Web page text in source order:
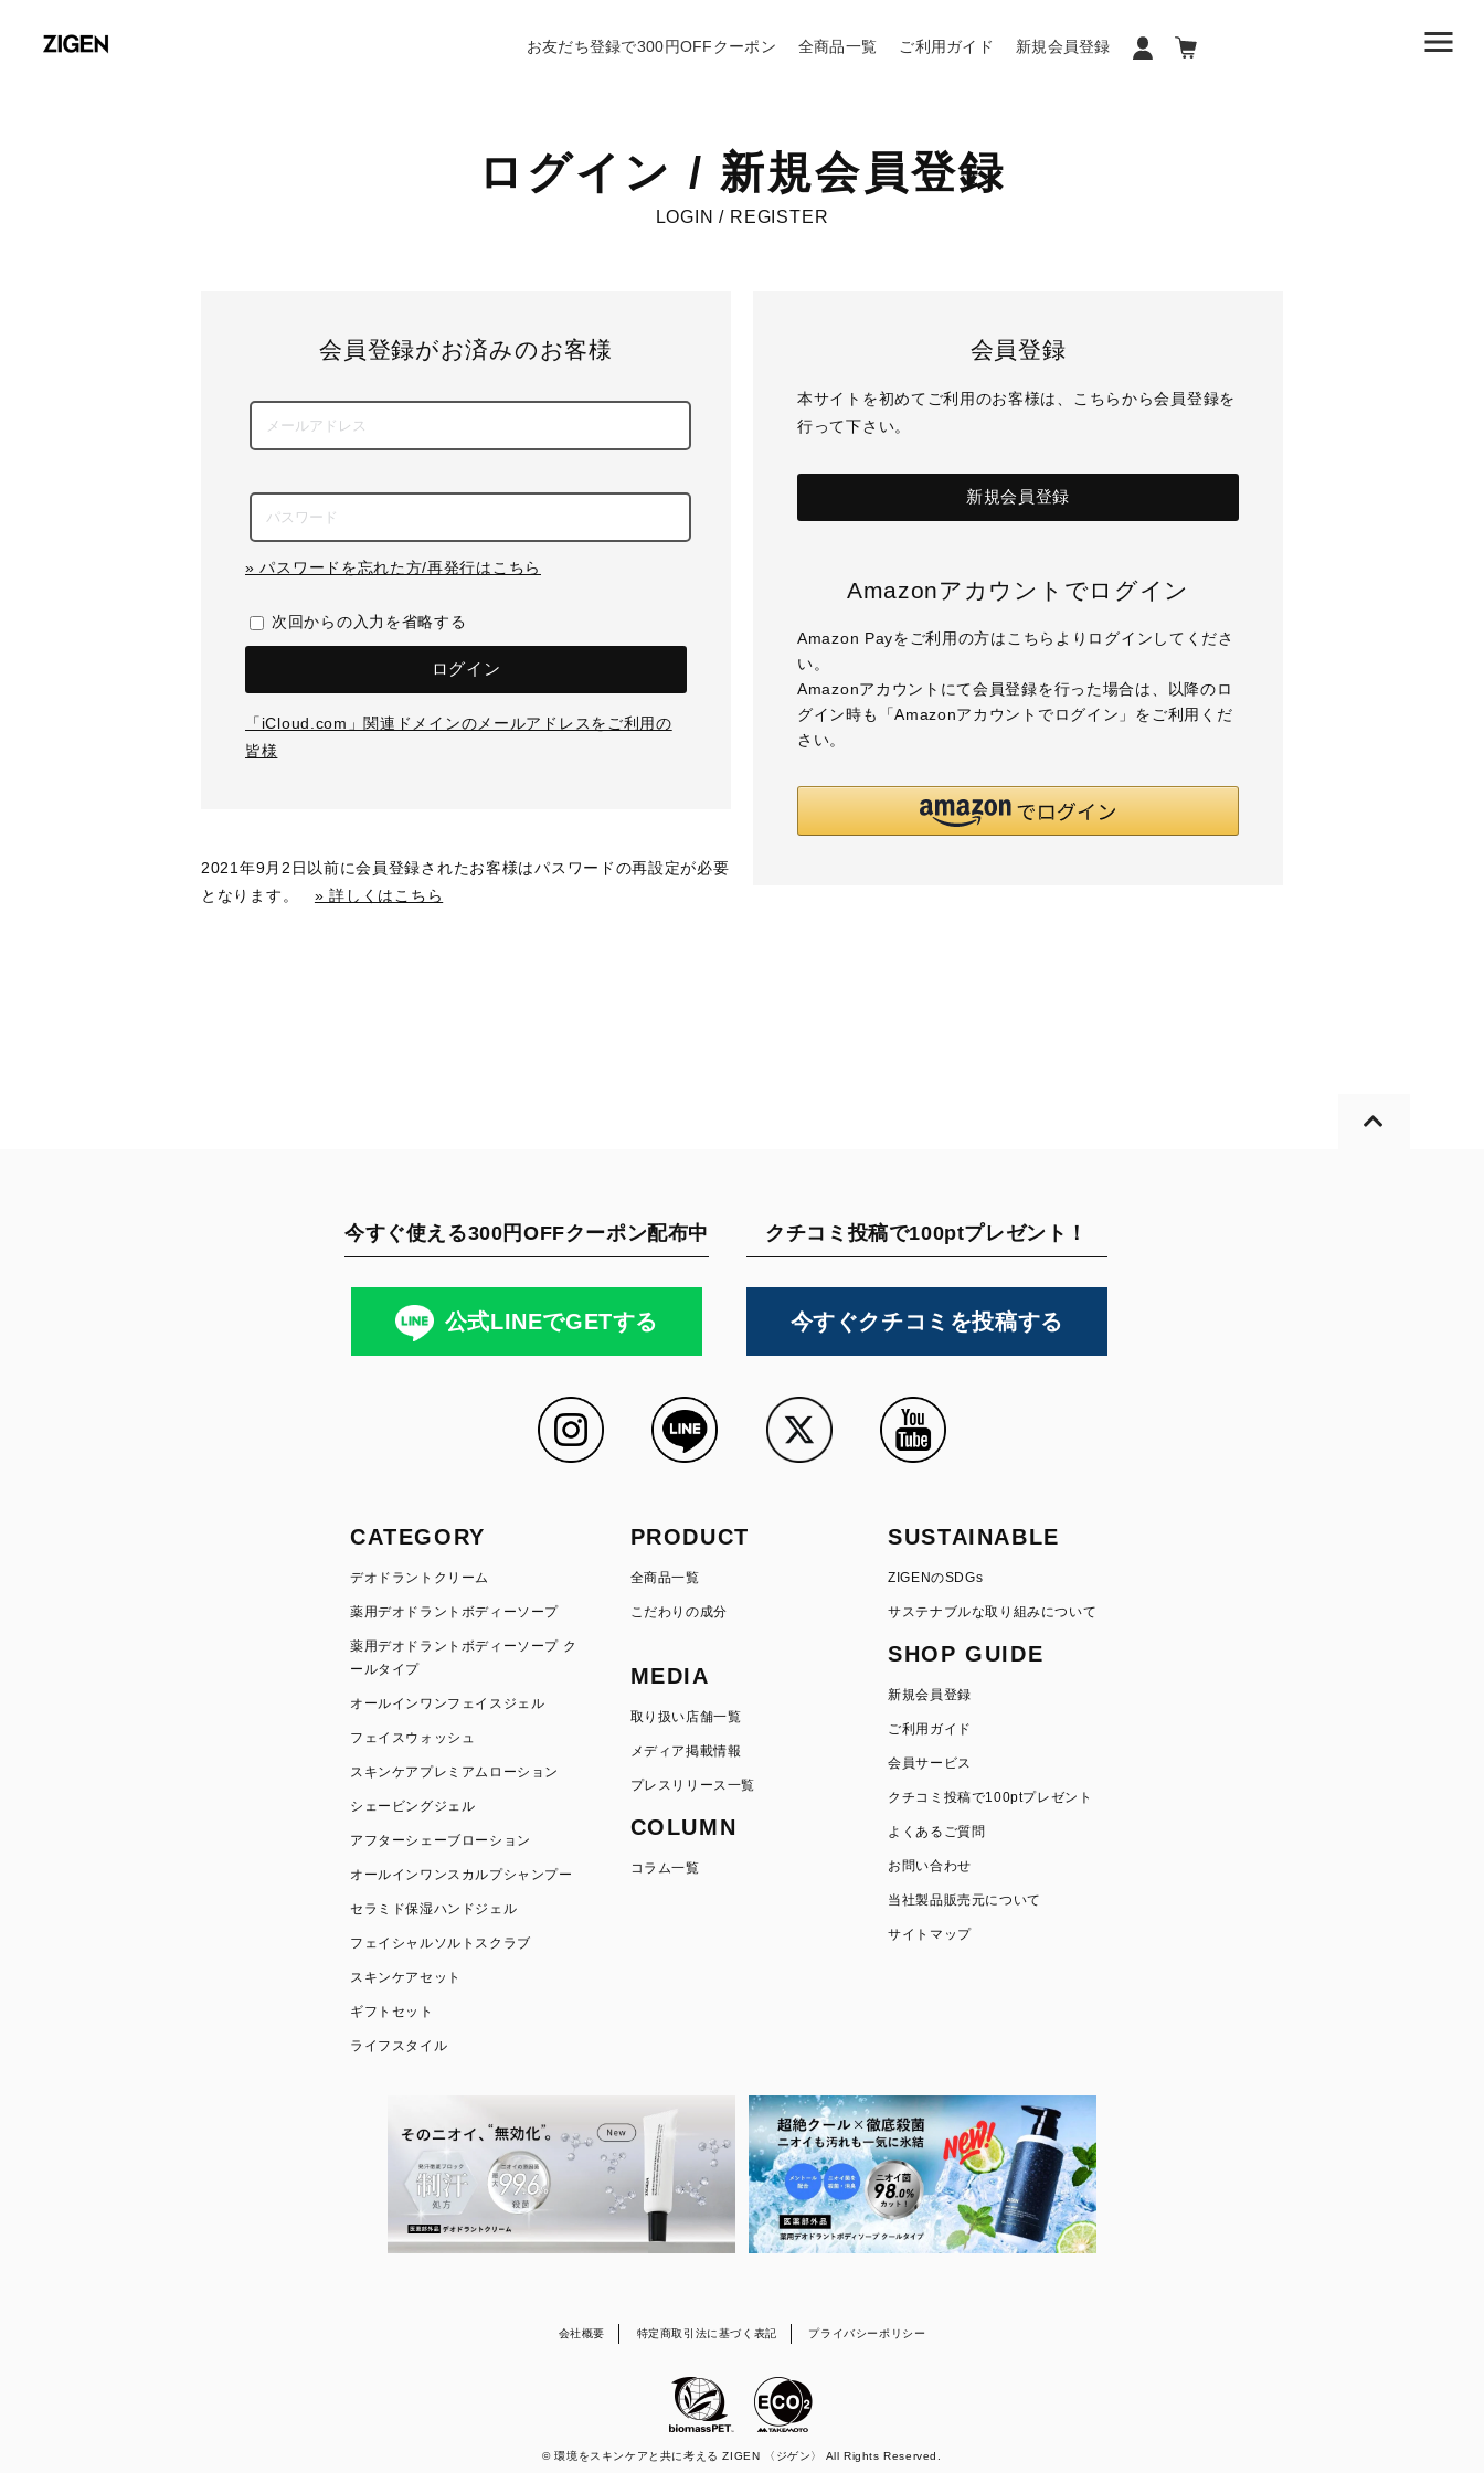
お友だち登録で300円OFFクーポン 全商品一覧 ご利用ガイド 新規会員登録
ログイン / 新規会員登録
LOGIN / REGISTER
会員登録がお済みのお客様
» パスワードを忘れた方/再発行はこちら
次回からの入力を省略する
ログイン
「iCloud.com」関連ドメインのメールアドレスをご利用の
皆様
会員登録
本サイトを初めてご利用のお客様は、こちらから会員登録を
行って下さい。
新規会員登録
Amazonアカウントでログイン
Amazon Payをご利用の方はこちらよりログインしてくださ
い。
Amazonアカウントにて会員登録を行った場合は、以降のロ
グイン時も「Amazonアカウントでログイン」をご利用くだ
さい。
2021年9月2日以前に会員登録されたお客様はパスワードの再設定が必要
となります。 » 詳しくはこちら
今すぐ使える300円OFFクーポン配布中
公式LINEでGETする
クチコミ投稿で100ptプレゼント！
今すぐクチコミを投稿する
CATEGORY
デオドラントクリーム
薬用デオドラントボディーソープ
薬用デオドラントボディーソープ ク
ールタイプ
オールインワンフェイスジェル
フェイスウォッシュ
スキンケアプレミアムローション
シェービングジェル
アフターシェーブローション
オールインワンスカルプシャンプー
セラミド保湿ハンドジェル
フェイシャルソルトスクラブ
スキンケアセット
ギフトセット
ライフスタイル
PRODUCT
全商品一覧
こだわりの成分
MEDIA
取り扱い店舗一覧
メディア掲載情報
プレスリリース一覧
COLUMN
コラム一覧
SUSTAINABLE
ZIGENのSDGs
サステナブルな取り組みについて
SHOP GUIDE
新規会員登録
ご利用ガイド
会員サービス
クチコミ投稿で100ptプレゼント
よくあるご質問
お問い合わせ
当社製品販売元について
サイトマップ
会社概要 特定商取引法に基づく表記 プライバシーポリシー
© 環境をスキンケアと共に考える ZIGEN 〈ジゲン〉 All Rights Reserved.